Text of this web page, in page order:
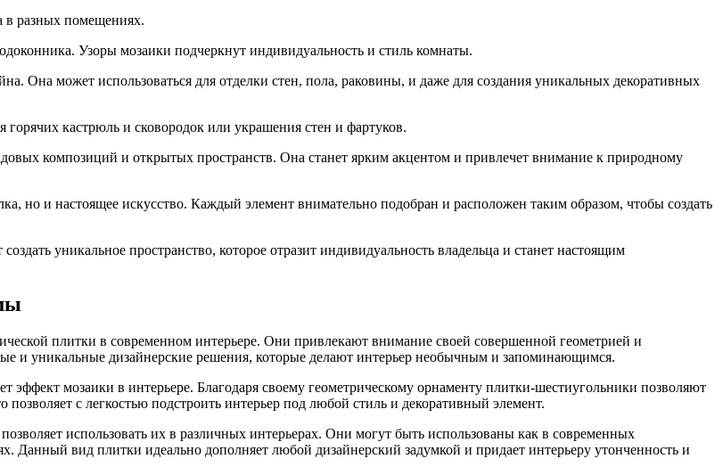
в разных помещениях.
Узоры мозаики подчеркнут индивидуальность и стиль комнаты.
Она может использоваться для отделки стен, пола, раковины, и даже для создания уникальных декоративных
горячих кастрюль и сковородок или украшения стен и фартуков.
композиций и открытых пространств. Она станет ярким акцентом и привлечет внимание к природному
но и настоящее искусство. Каждый элемент внимательно подобран и расположен таким образом, чтобы создать
уникальное пространство, которое отразит индивидуальность владельца и станет настоящим
плитки в современном интерьере. Они привлекают внимание своей совершенной геометрией и
и уникальные дизайнерские решения, которые делают интерьер необычным и запоминающимся.
мозаики в интерьере. Благодаря своему геометрическому орнаменту плитки-шестиугольники позволяют
с легкостью подстроить интерьер под любой стиль и декоративный элемент.
использовать их в различных интерьерах. Они могут быть использованы как в современных
Данный вид плитки идеально дополняет любой дизайнерский задумкой и придает интерьеру утонченность и